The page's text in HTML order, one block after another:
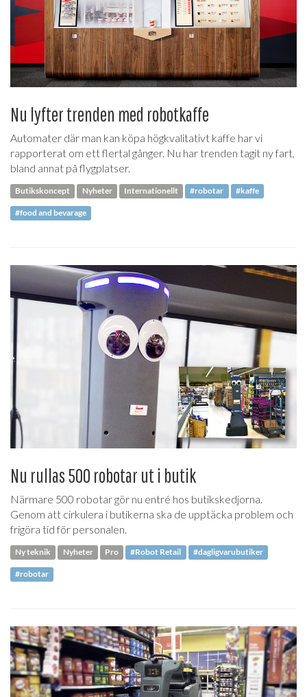
Nu lyfter trenden med robotkaffe
Automater där man kan köpa högkvalitativt kaffe har vi
rapporterat om ett flertal gånger. Nu har trenden tagit ny fart,
bland annat på flygplatser.
Butikskoncept Nyheter Internationellt #robotar #kaffe
#food and bevarage
Nu rullas 500 robotar ut i butik
Närmare 500 robotar gör nu entré hos butikskedjorna.
Genom att cirkulera i butikerna ska de upptäcka problem och
frigöra tid för personalen.
Ny teknik Nyheter Pro #Robot Retail #dagligvarubutiker
#robotar